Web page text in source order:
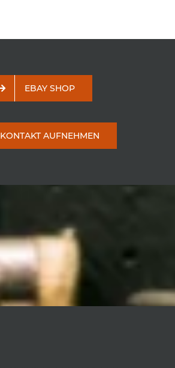
EBAY SHOP
KONTAKT AUFNEHMEN